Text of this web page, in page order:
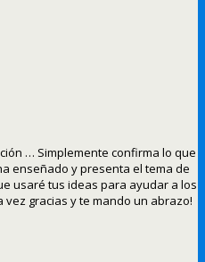
… Simplemente confirma lo que
enseñado y presenta el tema de
usaré tus ideas para ayudar a los
vez gracias y te mando un abrazo!